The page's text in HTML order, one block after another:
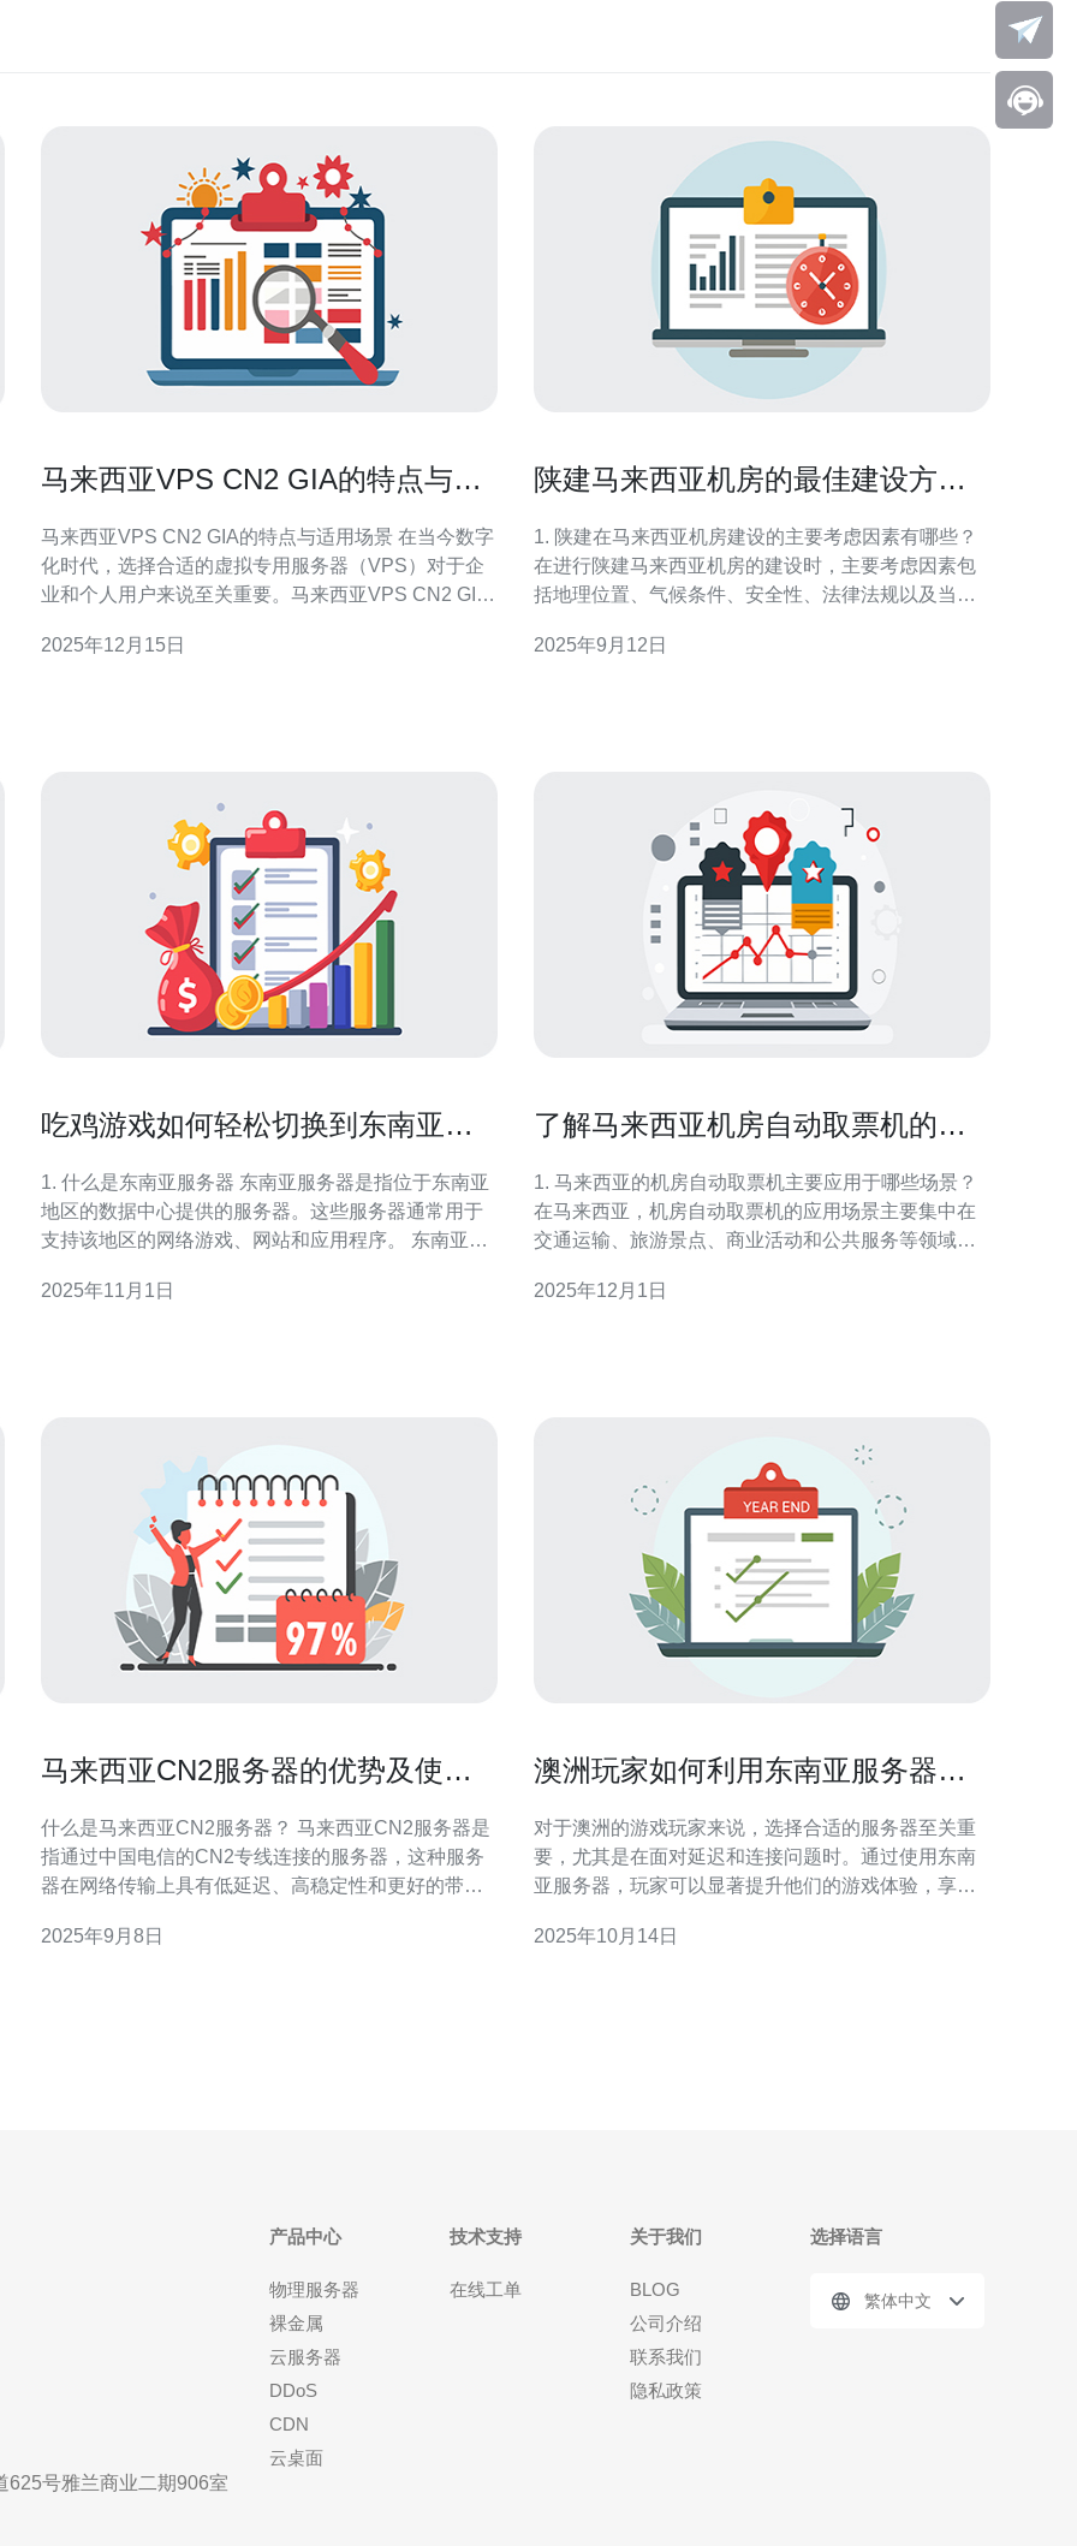
马来西亚VPS CN2 GIA的特点与适
马来西亚VPS CN2 GIA的特点与适用场景 在当今数字
化时代，选择合适的虚拟专用服务器（VPS）对于企
业和个人用户来说至关重要。马来西亚VPS CN2 GIA
点，成为了众多用户的首选。本文将深入探讨马来西
2025年12月15日
陕建马来西亚机房的最佳建设方案
1. 陕建在马来西亚机房建设的主要考虑因素有哪些？
在进行陕建马来西亚机房的建设时，主要考虑因素包
括地理位置、气候条件、安全性、法律法规以及当地
达、供电稳定的区域。同时，需考虑当地的气候条
2025年9月12日
吃鸡游戏如何轻松切换到东南亚服
1. 什么是东南亚服务器 东南亚服务器是指位于东南亚
地区的数据中心提供的服务器。这些服务器通常用于
支持该地区的网络游戏、网站和应用程序。 东南亚地
游戏。 选择东南亚服务器的玩家，通常可以享受更好
2025年11月1日
了解马来西亚机房自动取票机的应
1. 马来西亚的机房自动取票机主要应用于哪些场景？
在马来西亚，机房自动取票机的应用场景主要集中在
交通运输、旅游景点、商业活动和公共服务等领域。
票机显著提高了购票效率，减少了排队等候的时间。
2025年12月1日
马来西亚CN2服务器的优势及使用
什么是马来西亚CN2服务器？ 马来西亚CN2服务器是
指通过中国电信的CN2专线连接的服务器，这种服务
器在网络传输上具有低延迟、高稳定性和更好的带宽
而推出的网络架构，特别适合对网络质量要求较高的
2025年9月8日
澳洲玩家如何利用东南亚服务器提
对于澳洲的游戏玩家来说，选择合适的服务器至关重
要，尤其是在面对延迟和连接问题时。通过使用东南
亚服务器，玩家可以显著提升他们的游戏体验，享受
供商，能够为玩家提供高品质的服务器服务，使他们
2025年10月14日
625号雅兰商业二期906室
产品中心
物理服务器
裸金属
云服务器
DDoS
CDN
云桌面
技术支持
在线工单
关于我们
BLOG
公司介绍
联系我们
隐私政策
选择语言
繁体中文